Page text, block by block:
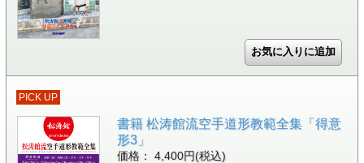
PICK UP
書籍 松涛館流空手道形教範全集「得意
形3」
価格： 4,400円(税込)